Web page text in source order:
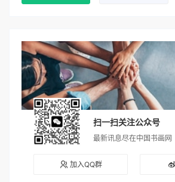
扫一扫关注公众号
最新讯息尽在中国书画网
加入QQ群